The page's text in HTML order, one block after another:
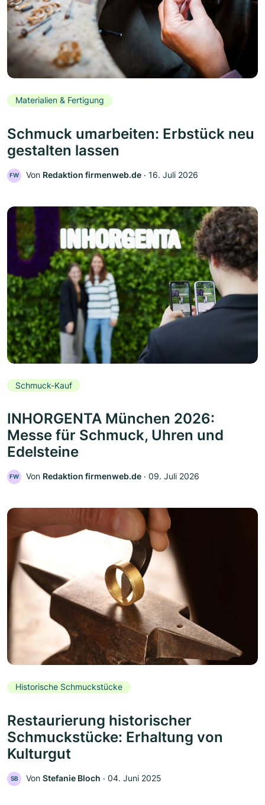
Materialien & Fertigung
Schmuck umarbeiten: Erbstück neu
gestalten lassen
FW Von Redaktion firmenweb.de ‧ 16. Juli 2026
Schmuck-Kauf
INHORGENTA München 2026:
Messe für Schmuck, Uhren und
Edelsteine
FW Von Redaktion firmenweb.de ‧ 09. Juli 2026
Historische Schmuckstücke
Restaurierung historischer
Schmuckstücke: Erhaltung von
Kulturgut
SB Von Stefanie Bloch ‧ 04. Juni 2025